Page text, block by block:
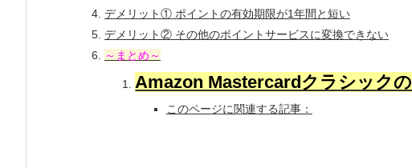
デメリット① ポイントの有効期限が1年間と短い
デメリット② その他のポイントサービスに変換できない
～まとめ～
Amazon Mastercardクラシック
このページに関連する記事：